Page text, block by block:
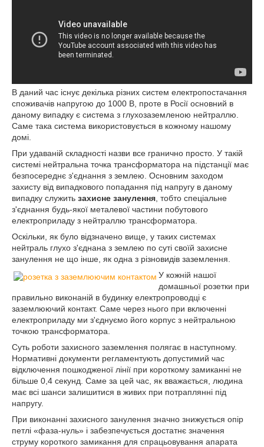
В даний час існує декілька різних систем електропостачання
споживачів напругою до 1000 В, проте в Росії основний в
даному випадку є система з глухозаземленою нейтраллю.
Саме така система використовується в кожному нашому
домі.
При удаваній складності назви все гранично просто. У такій
системі нейтральна точка трансформатора на підстанції має
безпосереднє з'єднання з землею. Основним заходом
захисту від випадкового попадання під напругу в даному
випадку служить захисне занулення , тобто спеціальне
з'єднання будь-якої металевої частини побутового
електроприладу з нейтраллю трансформатора.
Оскільки, як було відзначено вище, у таких системах
нейтраль глухо з'єднана з землею по суті своїй захисне
занулення не що інше, як одна з різновидів заземлення.
У кожній нашої
домашньої розетки при
правильно виконаній в будинку електропроводці є
заземлюючий контакт. Саме через нього при включенні
електроприладу ми з'єднуємо його корпус з нейтральною
точкою трансформатора.
Суть роботи захисного заземлення полягає в наступному.
Нормативні документи регламентують допустимий час
відключення пошкодженої лінії при короткому замиканні не
більше 0,4 секунд. Саме за цей час, як вважається, людина
має всі шанси залишитися в живих при потраплянні під
напругу.
При виконанні захисного занулення значно знижується опір
петлі «фаза-нуль» і забезпечується достатнє значення
струму короткого замикання для спрацьовування апарата